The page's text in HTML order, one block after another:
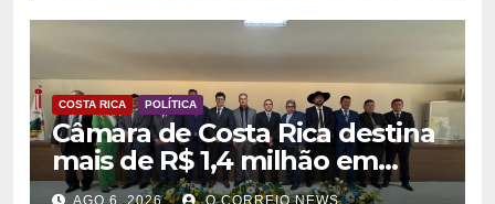
COSTA RICA POLÍTICA
Câmara de Costa Rica destina
mais de R$ 1,4 milhão em
emendas para investimentos